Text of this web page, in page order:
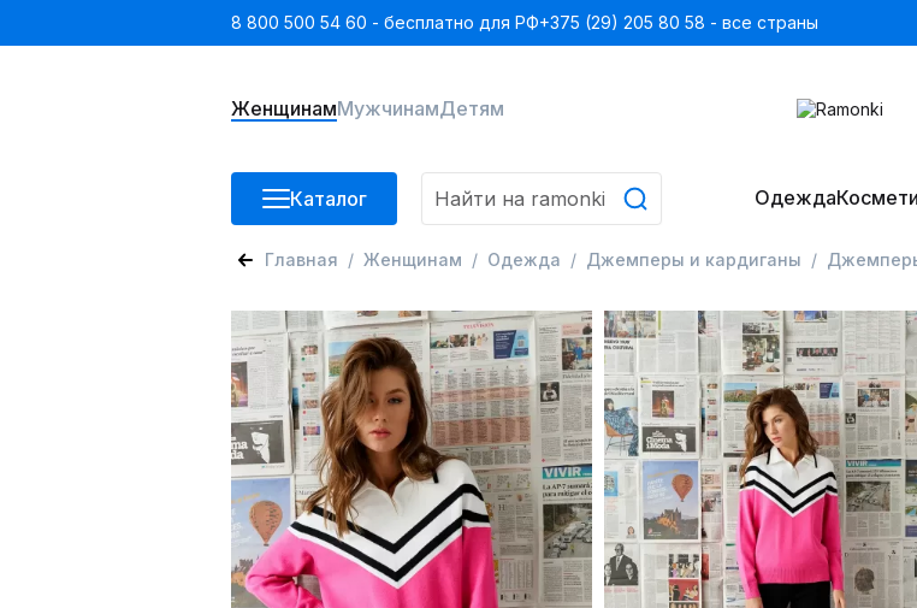
8 800 500 54 60 - бесплатно для РФ+375 (29) 205 80 58 - все страны
ЖенщинамМужчинамДетям
Каталог Одежда
Главная Женщинам Одежда Джемперы и кардиганы